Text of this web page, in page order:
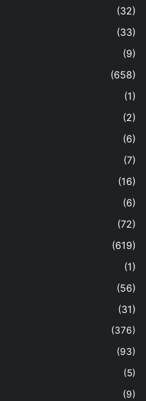
(32)
(33)
(9)
(658)
(1)
(2)
(6)
(7)
(16)
(6)
(72)
(619)
(1)
(56)
(31)
(376)
(93)
(5)
(9)